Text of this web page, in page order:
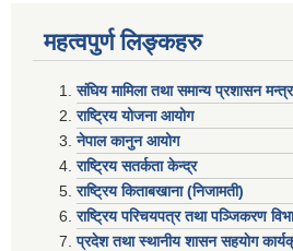
महत्वपुर्ण लिङ्कहरु
संघिय मामिला तथा समान्य प्रशासन
राष्ट्रिय योजना आयोग
नेपाल कानुन आयोग
राष्ट्रिय सतर्कता केन्द्र
राष्ट्रिय किताबखाना (निजामती)
राष्ट्रिय परिचयपत्र तथा पञ्जिकरण
प्रदेश तथा स्थानीय शासन सहयाेग